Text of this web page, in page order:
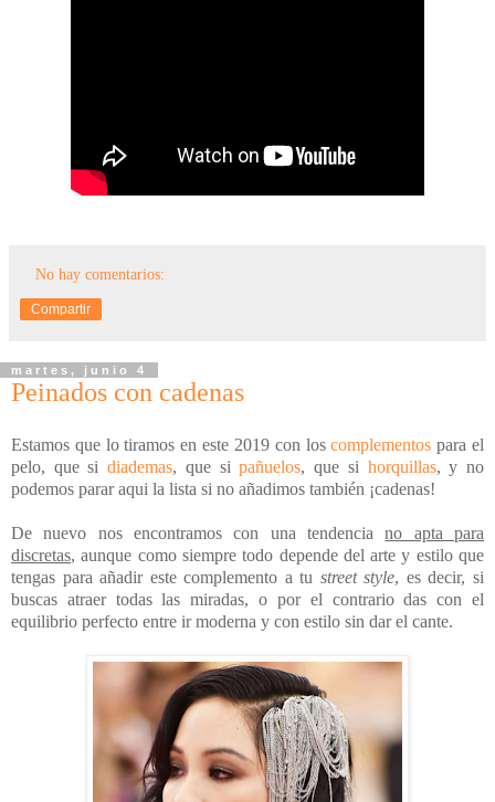
No hay comentarios:
Compartir
martes, junio 4
Peinados con cadenas
Estamos que lo tiramos en este 2019 con loscomplementos para el
pelo, que sidiademas, que sipañuelos, que si horquillas, y no
podemos parar aqui la lista si no añadimos también ¡cadenas!
De nuevo nos encontramos con una tendenciano apta para
discretas, aunque como siempre todo depende del arte y estilo que
tengas para añadir este complemento a tu street style, es decir, si
buscas atraer todas las miradas, o por el contrario das con el
equilibrio perfecto entre ir moderna y con estilo sin dar el cante.